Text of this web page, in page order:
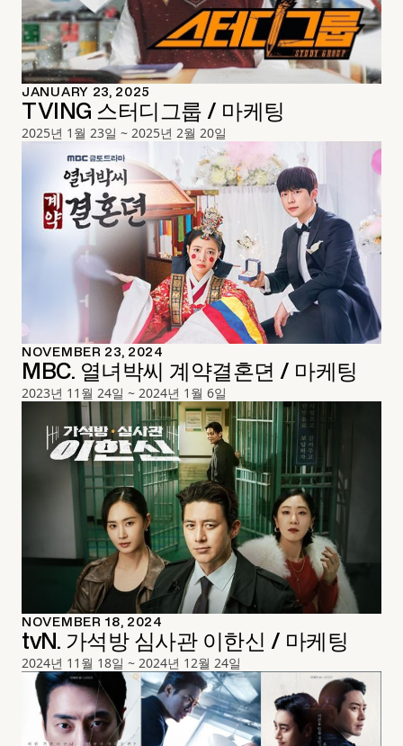
JANUARY 23, 2025
TVING 스터디그룹 / 마케팅
2025년 1월 23일 ~ 2025년 2월 20일
NOVEMBER 23, 2024
MBC. 열녀박씨 계약결혼뎐 / 마케팅
2023년 11월 24일 ~ 2024년 1월 6일
NOVEMBER 18, 2024
tvN. 가석방 심사관 이한신 / 마케팅
2024년 11월 18일 ~ 2024년 12월 24일